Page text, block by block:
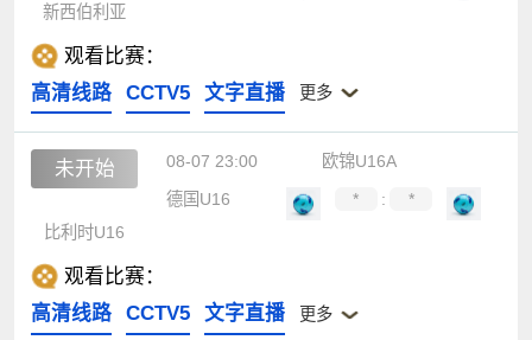
新西伯利亚
观看比赛：
高清线路
CCTV5 文字直播 更多
未开始 08-07 23:00
欧锦U16A
德国U16
* :
*
比利时U16
观看比赛：
高清线路
CCTV5 文字直播 更多